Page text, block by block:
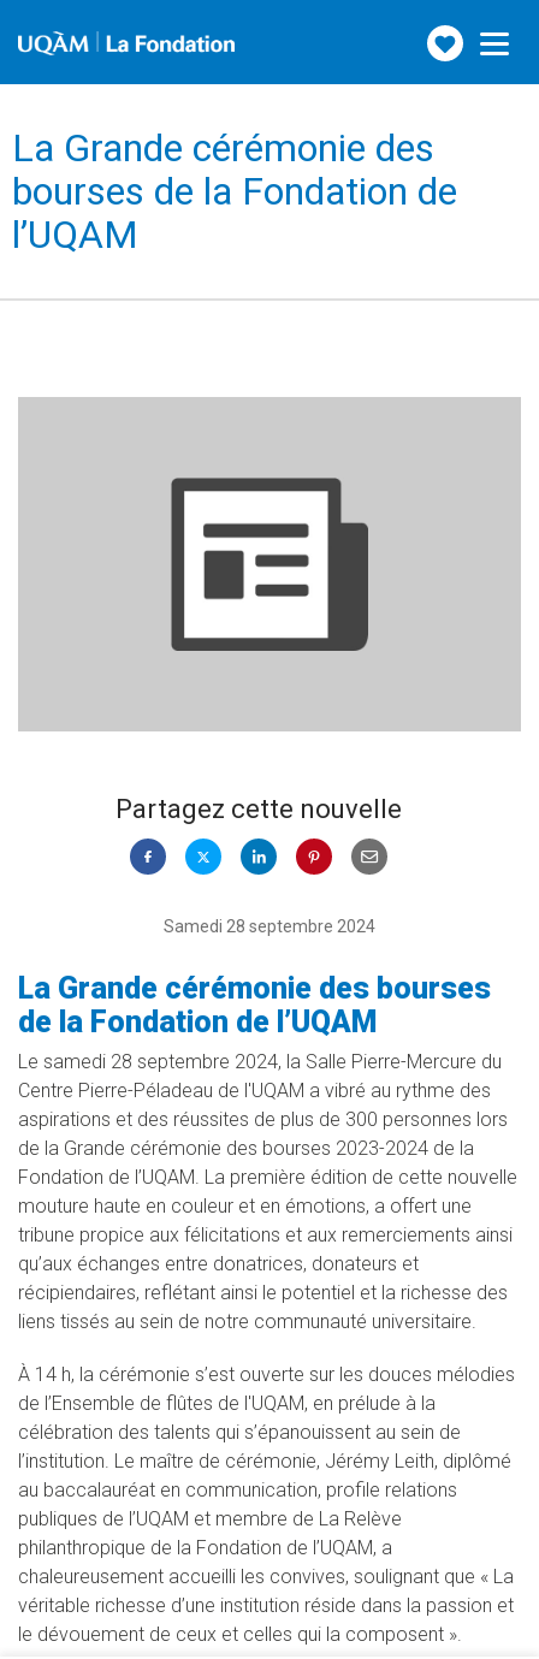
Faire
un
Toggle
navigation
La Grande cérémonie des
bourses de la Fondation de
l’UQAM
Partagez cette nouvelle
Samedi 28 septembre 2024
La Grande cérémonie des bourses
de la Fondation de l’UQAM
Le samedi 28 septembre 2024, la Salle Pierre-Mercure du
Centre Pierre-Péladeau de l'UQAM a vibré au rythme des
aspirations et des réussites de plus de 300 personnes lors
de la Grande cérémonie des bourses 2023-2024 de la
Fondation de l’UQAM. La première édition de cette nouvelle
mouture haute en couleur et en émotions, a offert une
tribune propice aux félicitations et aux remerciements ainsi
qu’aux échanges entre donatrices, donateurs et
récipiendaires, reflétant ainsi le potentiel et la richesse des
liens tissés au sein de notre communauté universitaire.
À 14 h, la cérémonie s’est ouverte sur les douces mélodies
de l’Ensemble de flûtes de l'UQAM, en prélude à la
célébration des talents qui s’épanouissent au sein de
l’institution. Le maître de cérémonie, Jérémy Leith, diplômé
au baccalauréat en communication, profile relations
publiques de l’UQAM et membre de La Relève
philanthropique de la Fondation de l’UQAM, a
chaleureusement accueilli les convives, soulignant que « La
véritable richesse d’une institution réside dans la passion et
le dévouement de ceux et celles qui la composent ».